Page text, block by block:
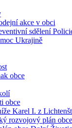
akce v obci
sdělení
Ukrajině
obce
obce
Karel I. z
rozvojový plán